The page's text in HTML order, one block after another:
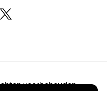
voorbehouden.